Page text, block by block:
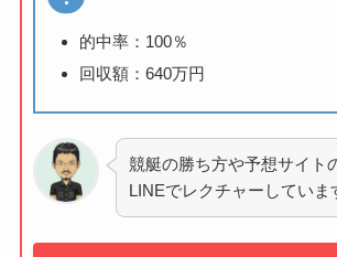
的中率：100％
回収額：640万円
競艇の勝ち方や予想サイト
LINEでレクチャーしていま